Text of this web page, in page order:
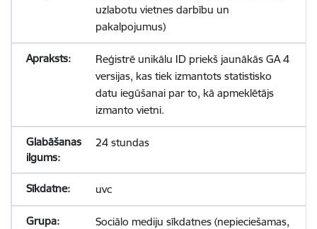
uzlabotu vietnes darbību un
pakalpojumus)
Reģistrē unikālu ID priekš jaunākās GA 4
versijas, kas tiek izmantots statistisko
datu iegūšanai par to, kā apmeklētājs
izmanto vietni.
24 stundas
uvc
Sociālo mediju sīkdatnes (nepieciešamas,